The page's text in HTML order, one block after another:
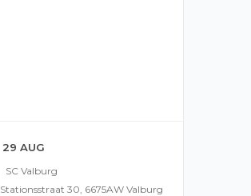
29 AUG
SC Valburg
Stationsstraat 30, 6675AW Valburg